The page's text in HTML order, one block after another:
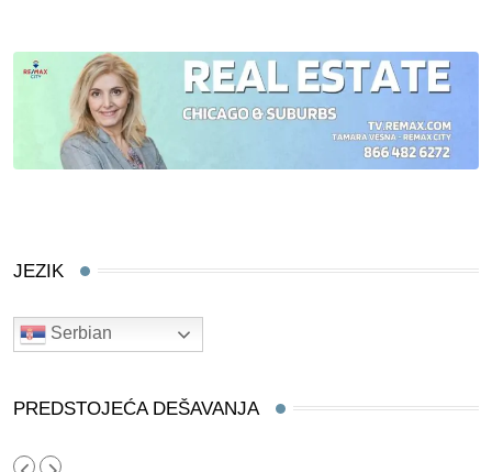
JEZIK
Serbian
PREDSTOJEĆA DEŠAVANJA